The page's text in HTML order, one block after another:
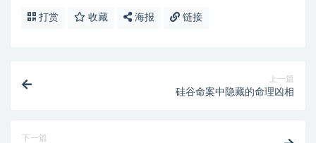
打赏 收藏 海报 链接
上一篇
硅谷命案中隐藏的命理凶相
下一篇